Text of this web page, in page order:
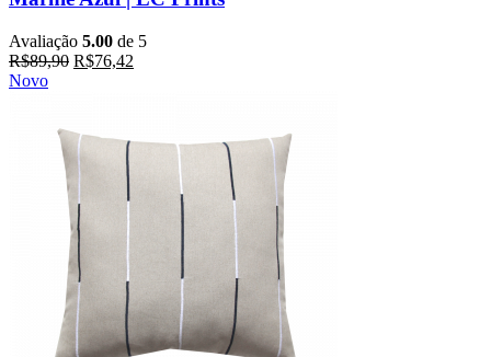
Avaliação 5.00 de 5
R$89,90 R$76,42
Novo